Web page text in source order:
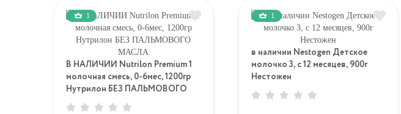
1
В НАЛИЧИИ Nutrilon Premium 1
молочная смесь, 0-6мес, 1200гр
Нутрилон БЕЗ ПАЛЬМОВОГО
1
в наличии Nestogen Детское
молочко 3, c 12 месяцев, 900г
Нестожен